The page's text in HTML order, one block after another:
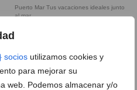
socios utilizamos cookies y
para mejorar su
web. Podemos almacenar y/o
Puerto Mar Tus vacaciones ideales junto
al mar